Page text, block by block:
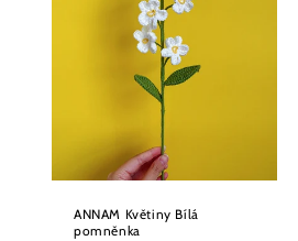
ANNAM Květiny Bílá
pomněnka